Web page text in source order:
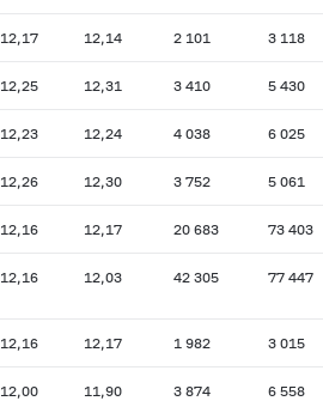
12,17 12,14 2 101 3 118
12,25 12,31 3 410 5 430
12,23 12,24 4 038 6 025
12,26 12,30 3 752 5 061
12,16 12,17 20 683 73 403
12,16 12,03 42 305 77 447
12,16 12,17 1 982 3 015
12,00 11,90 3 874 6 558